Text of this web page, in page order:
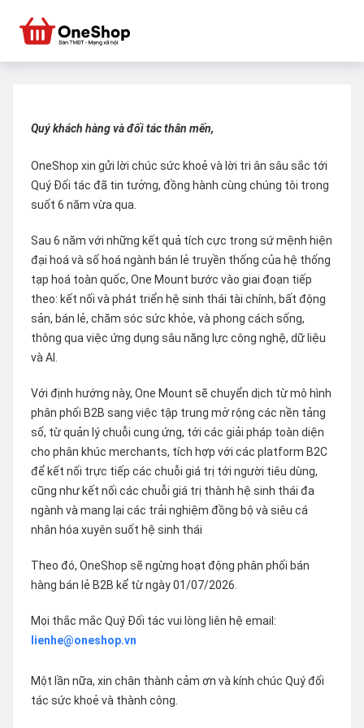
Quý khách hàng và đối tác thân mến,
OneShop xin gửi lời chúc sức khoẻ và lời tri ân sâu sắc tới
Quý Đối tác đã tin tưởng, đồng hành cùng chúng tôi trong
suốt 6 năm vừa qua.
Sau 6 năm với những kết quả tích cực trong sứ mệnh hiện
đại hoá và số hoá ngành bán lẻ truyền thống của hệ thống
tạp hoá toàn quốc, One Mount bước vào giai đoạn tiếp
theo: kết nối và phát triển hệ sinh thái tài chính, bất động
sản, bán lẻ, chăm sóc sức khỏe, và phong cách sống,
thông qua việc ứng dụng sâu năng lực công nghệ, dữ liệu
và AI.
Với định hướng này, One Mount sẽ chuyển dịch từ mô hình
phân phối B2B sang việc tập trung mở rộng các nền tảng
số, từ quản lý chuỗi cung ứng, tới các giải pháp toàn diện
cho phân khúc merchants, tích hợp với các platform B2C
để kết nối trực tiếp các chuỗi giá trị tới người tiêu dùng,
cũng như kết nối các chuỗi giá trị thành hệ sinh thái đa
ngành và mang lại các trải nghiệm đồng bộ và siêu cá
nhân hóa xuyên suốt hệ sinh thái
Theo đó, OneShop sẽ ngừng hoạt động phân phối bán
hàng bán lẻ B2B kể từ ngày 01/07/2026.
Mọi thắc mắc Quý Đối tác vui lòng liên hệ email:
lienhe@oneshop.vn
Một lần nữa, xin chân thành cảm ơn và kính chúc Quý đối
tác sức khoẻ và thành công.